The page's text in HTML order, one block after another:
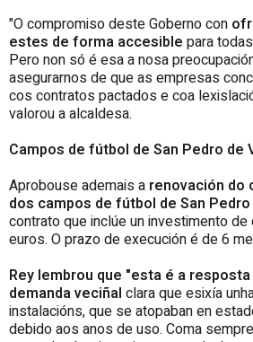
"O compromiso deste Goberno con
estes de forma accesible para
Pero non só é esa a nosa
asegurarnos de que as empresas
cos contratos pactados e coa
valorou a alcaldesa.
Campos de fútbol de San Pedro de
Aprobouse ademais a renovación do
dos campos de fútbol de San
contrato que inclúe un investimento
euros. O prazo de execución é de 6
Rey lembrou que "esta é a
demanda veciñal clara que esixía
instalacións, que se atopaban en
debido aos anos de uso. Coma